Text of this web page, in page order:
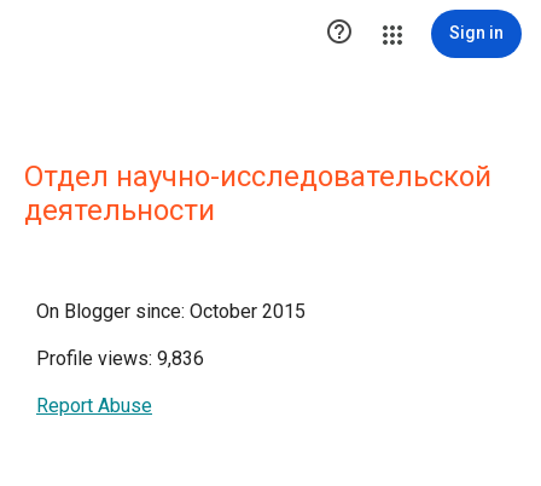
 Sign in
Отдел научно-исследовательской
деятельности
On Blogger since: October 2015
Profile views: 9,836
Report Abuse